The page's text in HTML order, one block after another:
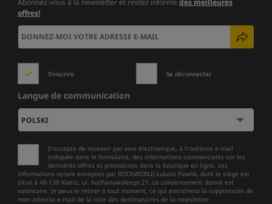
Abonnez-vous à la newsletter et restez informé des meilleures
offres!
S'inscrire Se déconnecter
Langue de communication
J\'accepte de recevoir par voie électronique, à l\'adresse e-mail
indiquée dans le formulaire, des informations commerciales sur les
dernières offres et promotions dans la boutique en ligne. Les
informations seront envoyées par ROCKWORLD Łukasz Pawlik, dont le siège est
situé à 48-130 Kietrz, ul. Kochanowskiego 21. Le consentement donné est
volontaire. Je peux le retirer à tout moment, ce qui entraînera la suppression de
mon adresse e-mail de la liste des destinataires de la newsletter.